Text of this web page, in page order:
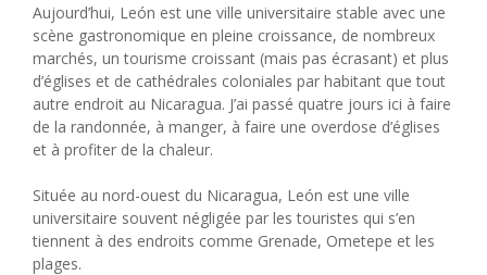
Aujourd’hui, León est une ville universitaire stable avec une
scène gastronomique en pleine croissance, de nombreux
marchés, un tourisme croissant (mais pas écrasant) et plus
d’églises et de cathédrales coloniales par habitant que tout
autre endroit au Nicaragua. J’ai passé quatre jours ici à faire
de la randonnée, à manger, à faire une overdose d’églises
et à profiter de la chaleur.
Située au nord-ouest du Nicaragua, León est une ville
universitaire souvent négligée par les touristes qui s’en
tiennent à des endroits comme Grenade, Ometepe et les
plages.